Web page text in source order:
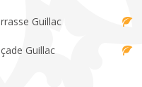
Guillac
Guillac